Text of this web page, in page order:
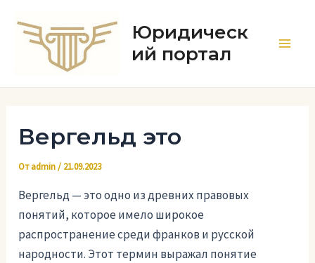
содержимому
Юридическ
ий портал
Вергельд это
Отadmin/ 21.09.2023
Вергельд — это одно из древних правовых
понятий, которое имело широкое
распространение среди франков и русской
народности. Этот термин выражал понятие